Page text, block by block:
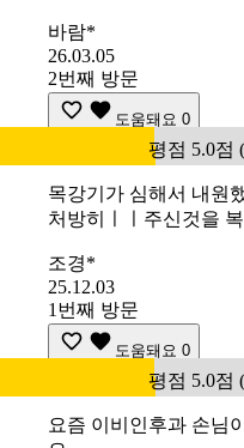
바람*
26.03.05
2번째 방문
도움돼요 0
평점 5.0점
목강기가 심해서 내원
처방히ㅣㅣ주신것을
조경*
25.12.03
1번째 방문
도움돼요 0
평점 5.0점
요즘 이비인후과 손님